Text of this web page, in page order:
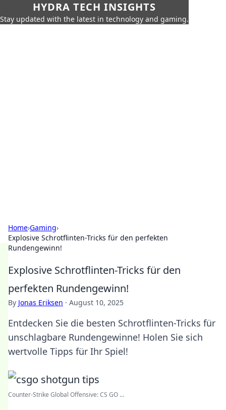
HYDRA TECH INSIGHTS
Stay updated with the latest in technology and gaming.
Home›Gaming›
Explosive Schrotflinten-Tricks für den perfekten
Rundengewinn!
Explosive Schrotflinten-Tricks für den
perfekten Rundengewinn!
By Jonas Eriksen · August 10, 2025
Entdecken Sie die besten Schrotflinten-Tricks für
unschlagbare Rundengewinne! Holen Sie sich
wertvolle Tipps für Ihr Spiel!
Counter-Strike Global Offensive: CS GO ...